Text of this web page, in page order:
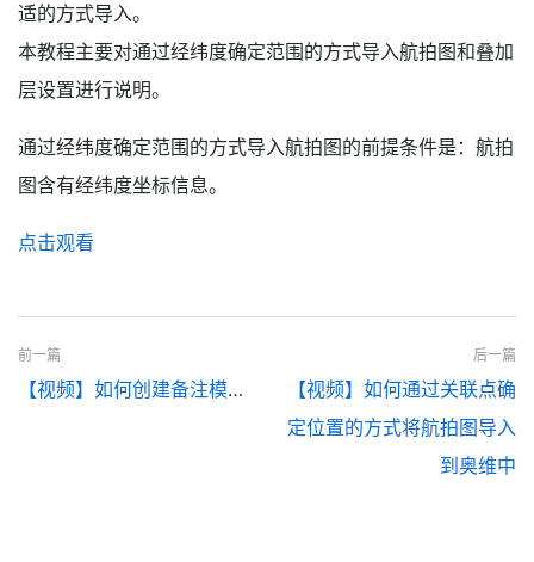
适的方式导入。
本教程主要对通过经纬度确定范围的方式导入航拍图和叠加
层设置进行说明。
通过经纬度确定范围的方式导入航拍图的前提条件是：航拍
图含有经纬度坐标信息。
点击观看
前一篇
【视频】如何创建备注模板并给标签、轨迹、图形添加模板式备注
后一篇
【视频】如何通过关联点确
定位置的方式将航拍图导入
到奥维中